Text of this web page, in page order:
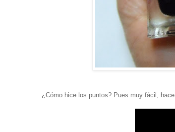
¿Cómo hice los puntos? Pues muy fácil,